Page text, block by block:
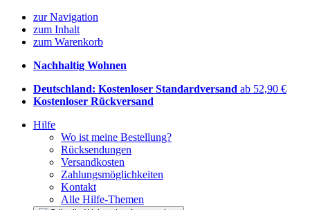
zur Navigation
zum Inhalt
zum Warenkorb
Nachhaltig Wohnen
Deutschland: Kostenloser Standardversand ab 52,90 €
Kostenloser Rückversand
Hilfe
Wo ist meine Bestellung?
Rücksendungen
Versandkosten
Zahlungsmöglichkeiten
Kontakt
Alle Hilfe-Themen